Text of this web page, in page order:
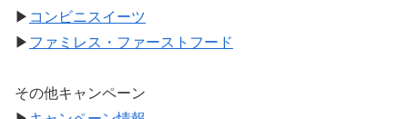
▶ コンビニスイーツ
▶ ファミレス・ファーストフード
その他キャンペーン